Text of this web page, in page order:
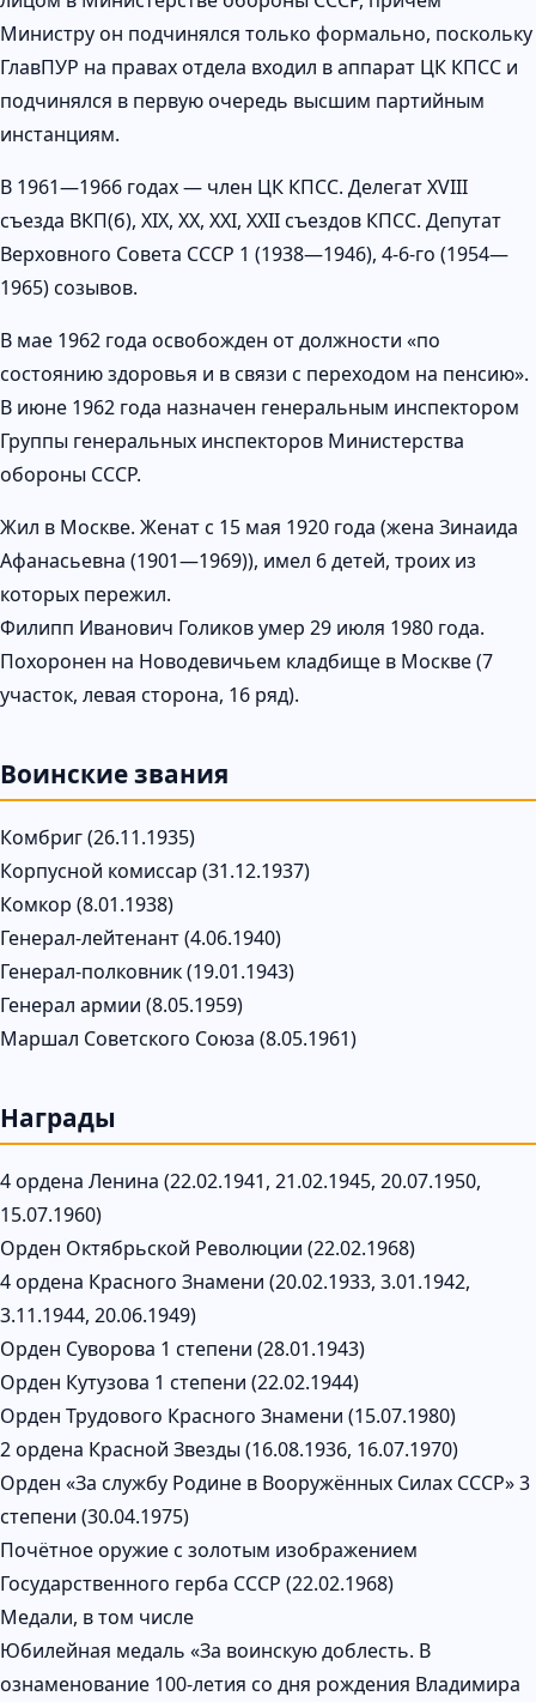
Министру он подчинялся только формально, поскольку
ГлавПУР на правах отдела входил в аппарат ЦК КПСС и
подчинялся в первую очередь высшим партийным
инстанциям.
В 1961—1966 годах — член ЦК КПСС. Делегат XVIII
съезда ВКП(б), XIX, XX, XXI, XXII съездов КПСС. Депутат
Верховного Совета СССР 1 (1938—1946), 4-6-го (1954—
1965) созывов.
В мае 1962 года освобожден от должности «по
состоянию здоровья и в связи с переходом на пенсию».
В июне 1962 года назначен генеральным инспектором
Группы генеральных инспекторов Министерства
обороны СССР.
Жил в Москве. Женат с 15 мая 1920 года (жена Зинаида
Афанасьевна (1901—1969)), имел 6 детей, троих из
которых пережил.
Филипп Иванович Голиков умер 29 июля 1980 года.
Похоронен на Новодевичьем кладбище в Москве (7
участок, левая сторона, 16 ряд).
Воинские звания
Комбриг (26.11.1935)
Корпусной комиссар (31.12.1937)
Комкор (8.01.1938)
Генерал-лейтенант (4.06.1940)
Генерал-полковник (19.01.1943)
Генерал армии (8.05.1959)
Маршал Советского Союза (8.05.1961)
Награды
4 ордена Ленина (22.02.1941, 21.02.1945, 20.07.1950,
15.07.1960)
Орден Октябрьской Революции (22.02.1968)
4 ордена Красного Знамени (20.02.1933, 3.01.1942,
3.11.1944, 20.06.1949)
Орден Суворова 1 степени (28.01.1943)
Орден Кутузова 1 степени (22.02.1944)
Орден Трудового Красного Знамени (15.07.1980)
2 ордена Красной Звезды (16.08.1936, 16.07.1970)
Орден «За службу Родине в Вооружённых Силах СССР» 3
степени (30.04.1975)
Почётное оружие с золотым изображением
Государственного герба СССР (22.02.1968)
Медали, в том числе
Юбилейная медаль «За воинскую доблесть. В
ознаменование 100-летия со дня рождения Владимира